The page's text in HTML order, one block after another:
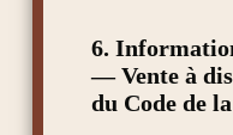
6.
— Vente à
du Code de